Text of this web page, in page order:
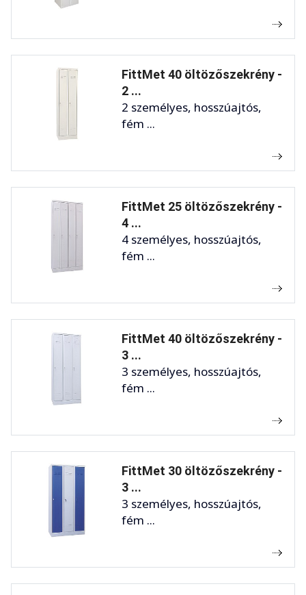
FittMet 40 öltözőszekrény -
2 ...
2 személyes, hosszúajtós,
fém ...
FittMet 25 öltözőszekrény -
4 ...
4 személyes, hosszúajtós,
fém ...
FittMet 40 öltözőszekrény -
3 ...
3 személyes, hosszúajtós,
fém ...
FittMet 30 öltözőszekrény -
3 ...
3 személyes, hosszúajtós,
fém ...